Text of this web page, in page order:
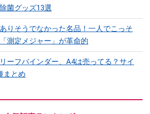
菌グッズ13選
りそうでなかった名品！一人でこっそ
測定メジャー」が革命的
ーフバインダー、A4は売ってる？サイ
まとめ